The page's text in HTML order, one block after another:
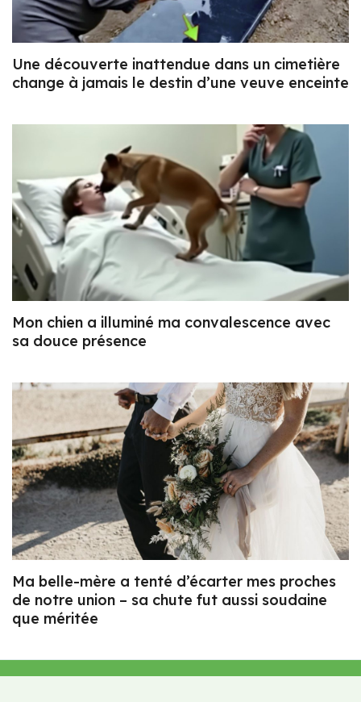
Une découverte inattendue dans un cimetière
change à jamais le destin d’une veuve enceinte
Mon chien a illuminé ma convalescence avec
sa douce présence
Ma belle-mère a tenté d’écarter mes proches
de notre union – sa chute fut aussi soudaine
que méritée